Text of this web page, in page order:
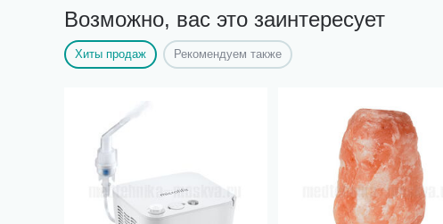
Возможно, вас это заинтересует
Хиты продаж Рекомендуем также